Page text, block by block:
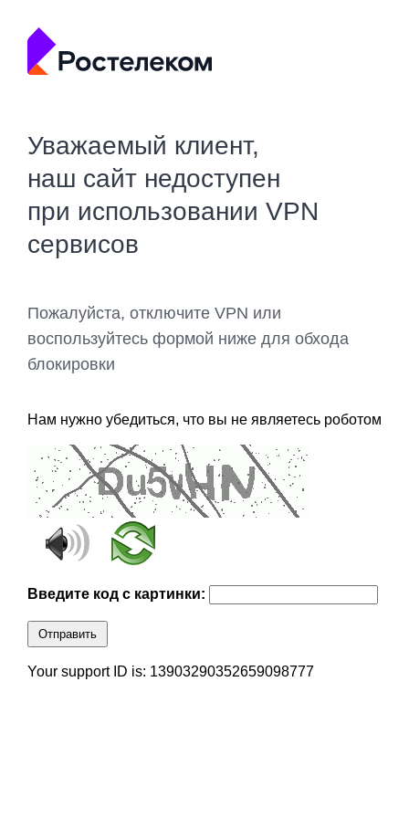
Уважаемый клиент,
наш сайт недоступен
при использовании VPN
сервисов
Пожалуйста, отключите VPN или
воспользуйтесь формой ниже для обхода
блокировки
Нам нужно убедиться, что вы не являетесь роботом
Введите код с картинки:
Отправить
Your support ID is: 13903290352659098777